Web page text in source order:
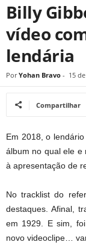
Billy
vídeo
lendária
Por Yohan Bravo - 15
Compartilhar
Em 2018, o
álbum no qual ele e
à apresentação de
No tracklist do
destaques. Afinal,
em 1929. E sim,
novo videoclipe…